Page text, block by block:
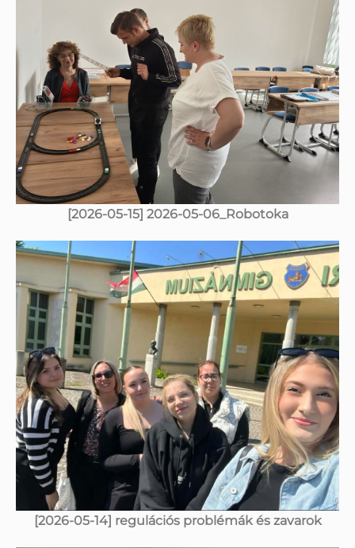
[2026-05-15] 2026-05-06_Robotoka
[2026-05-14] regulációs problémák és zavarok